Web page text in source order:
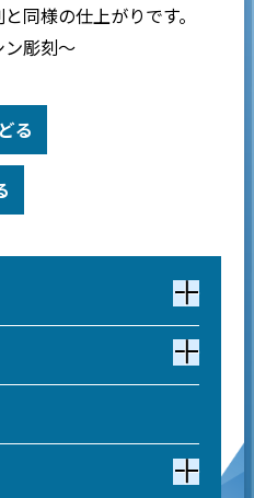
同様の仕上がりです。
彫刻～
る